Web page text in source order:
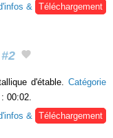
&
Téléchargement
#2
d'étable. Catégorie
00:02.
&
Téléchargement